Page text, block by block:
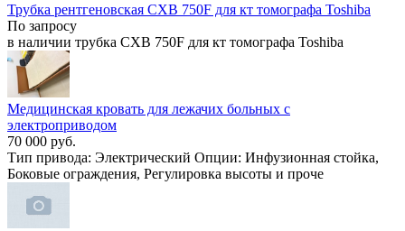
Трубка рентгеновская CXB 750F для кт томографа Toshiba
По запросу
в наличии трубка CXB 750F для кт томографа Toshiba
Медицинская кровать для лежачих больных с
электроприводом
70 000 руб.
Тип привода: Электрический Опции: Инфузионная стойка,
Боковые ограждения, Регулировка высоты и проче